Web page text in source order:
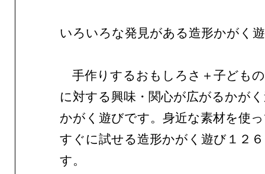
いろいろな発見がある造形かがく
手作りするおもしろさ＋子ども
に対する興味・関心が広がるかが
かがく遊びです。身近な素材を使
すぐに試せる造形かがく遊び１２
す。